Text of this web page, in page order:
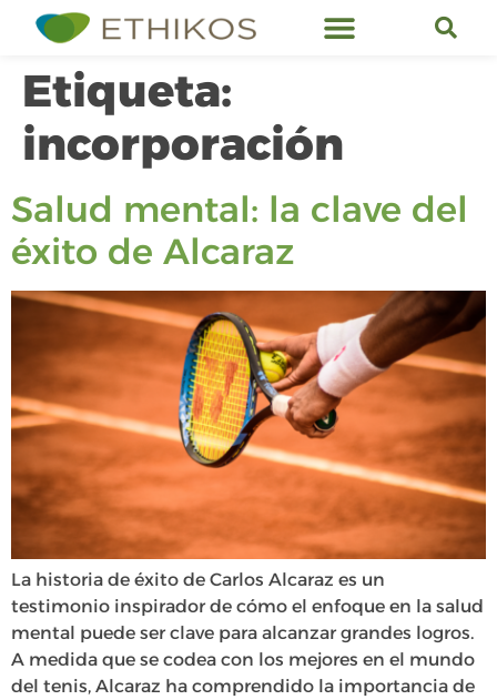
Etiqueta:
incorporación
Salud mental: la clave del
éxito de Alcaraz
La historia de éxito de Carlos Alcaraz es un
testimonio inspirador de cómo el enfoque en la salud
mental puede ser clave para alcanzar grandes logros.
A medida que se codea con los mejores en el mundo
del tenis, Alcaraz ha comprendido la importancia de